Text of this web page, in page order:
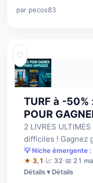
par pecos83
♡
TURF à -50%
POUR
2 LIVRES
difficiles ! Gagnez
couvrez vos
💡 Niche émergente
saisir tôt.
★ 3,1·📈 32·📅 21
Détails